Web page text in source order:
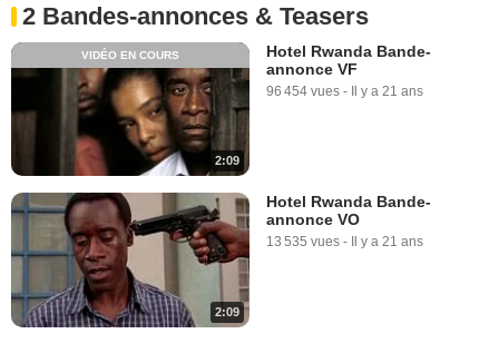
2 Bandes-annonces & Teasers
2:09
VIDÉO EN COURS
Hotel Rwanda Bande-
annonce VF
96 454 vues - Il y a 21 ans
2:09
Hotel Rwanda Bande-
annonce VO
13 535 vues - Il y a 21 ans